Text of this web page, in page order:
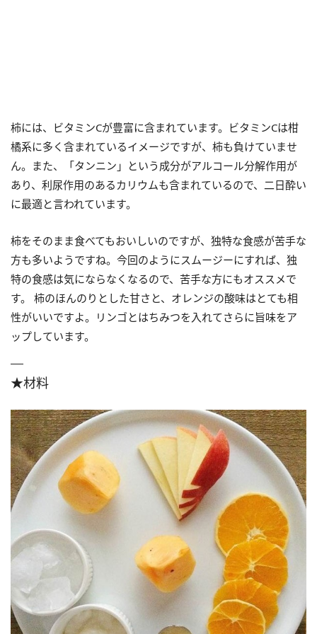
柿には、ビタミンCが豊富に含まれています。ビタミンCは柑
橘系に多く含まれているイメージですが、柿も負けていませ
ん。また、「タンニン」という成分がアルコール分解作用が
あり、利尿作用のあるカリウムも含まれているので、二日酔い
に最適と言われています。
柿をそのまま食べてもおいしいのですが、独特な食感が苦手な
方も多いようですね。今回のようにスムージーにすれば、独
特の食感は気にならなくなるので、苦手な方にもオススメで
す。 柿のほんのりとした甘さと、オレンジの酸味はとても相
性がいいですよ。リンゴとはちみつを入れてさらに旨味をア
ップしています。
★材料